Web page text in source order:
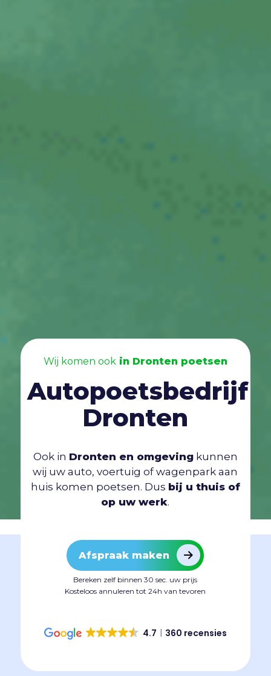
Wij komen ookin Dronten poetsen
Autopoetsbedrijf
Dronten
Ook in Dronten en omgevingkunnen
wij uw auto, voertuig of wagenpark aan
huis komen poetsen. Dus bij u thuis of
op uw werk.
Afspraak maken
Bereken zelf binnen 30 sec. uw prijs
Kosteloos annuleren tot 24h van tevoren
4.7 360 recensies